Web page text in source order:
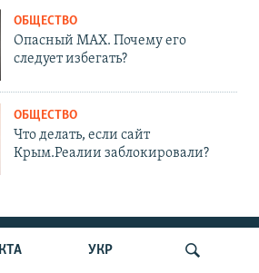
КТА УКР
ОБЩЕСТВО
Опасный MAX. Почему его
следует избегать?
ОБЩЕСТВО
Что делать, если сайт
Крым.Реалии заблокировали?